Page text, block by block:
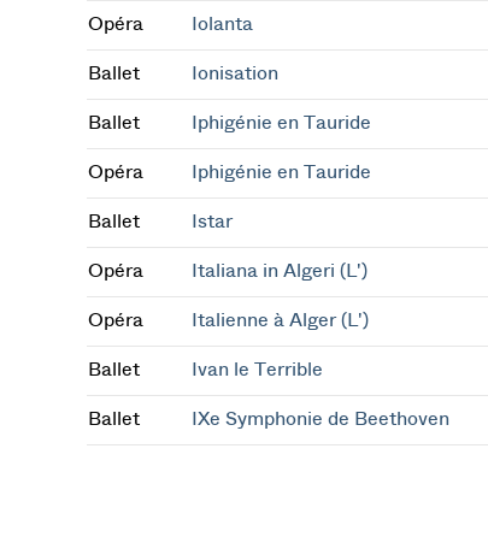
Opéra Iolanta
Ballet Ionisation
Ballet Iphigénie en Tauride
Opéra Iphigénie en Tauride
Ballet Istar
Opéra Italiana in Algeri (L')
Opéra Italienne à Alger (L')
Ballet Ivan le Terrible
Ballet IXe Symphonie de Beethoven